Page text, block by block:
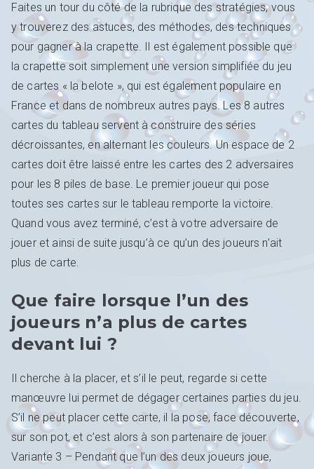
Faites un tour du côté de la rubrique des stratégies, vous
y trouverez des astuces, des méthodes, des techniques
pour gagner à la crapette. Il est également possible que
la crapette soit simplement une version simplifiée du jeu
de cartes « la belote », qui est également populaire en
France et dans de nombreux autres pays. Les 8 autres
cartes du tableau servent à construire des séries
décroissantes, en alternant les couleurs. Un espace de 2
cartes doit être laissé entre les cartes des 2 adversaires
pour les 8 piles de base. Le premier joueur qui pose
toutes ses cartes sur le tableau remporte la victoire.
Quand vous avez terminé, c’est à votre adversaire de
jouer et ainsi de suite jusqu’à ce qu’un des joueurs n’ait
plus de carte.
Que faire lorsque l’un des
joueurs n’a plus de cartes
devant lui ?
Il cherche à la placer, et s’il le peut, regarde si cette
manœuvre lui permet de dégager certaines parties du jeu.
S’il ne peut placer cette carte, il la pose, face découverte,
sur son pot, et c’est alors à son partenaire de jouer.
Variante 3 – Pendant que l’un des deux joueurs joue,